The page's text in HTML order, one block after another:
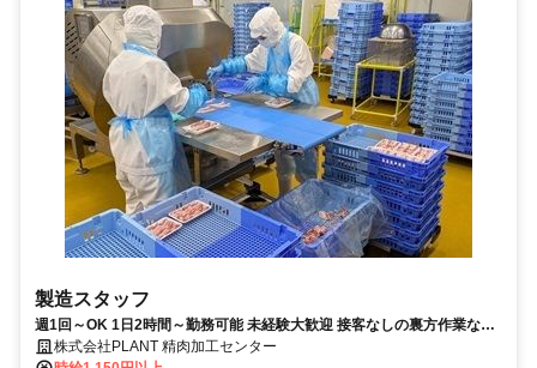
製造スタッフ
週1回～OK 1日2時間～勤務可能 未経験大歓迎 接客なしの裏方作業なの
で 、モクモクと作業に集中したい方にピッタリです
株式会社PLANT 精肉加工センター